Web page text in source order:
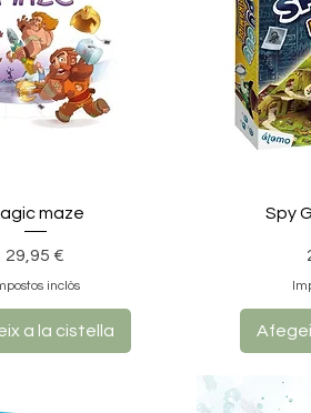
maze
Preu
29,95 €
inclòs
a la cistella
Spy